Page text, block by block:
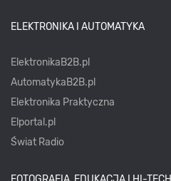
ELEKTRONIKA I AUTOMATYKA
ElektronikaB2B.pl
AutomatykaB2B.pl
Elektronika Praktyczna
Elportal.pl
Świat Radio